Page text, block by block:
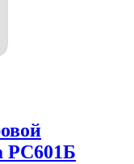
PC601Б